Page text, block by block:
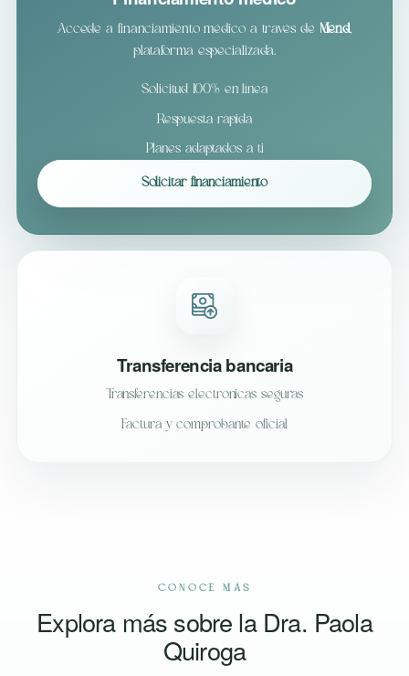
Accede a financiamiento médico a través de Mend,
plataforma especializada.
Solicitud 100% en línea
Respuesta rápida
Planes adaptados a ti
Solicitar financiamiento
Transferencia bancaria
Transferencias electrónicas seguras
Factura y comprobante oficial
CONOCE MÁS
Explora más sobre la Dra. Paola
Quiroga